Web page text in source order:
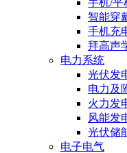
手机/平
智能穿
手机充
拜高声
电力系统
光伏发
电力及
火力发
风能发
光伏储
电子电气